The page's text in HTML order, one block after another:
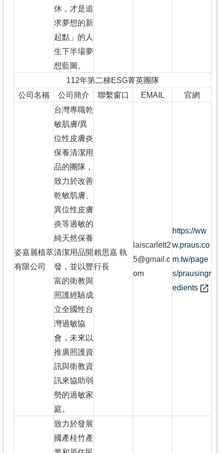
休，才是追
求夢想的新
起點」的人
生下半場夢
想藍圖。
112年第二梯ESG菁英團隊
公司名稱
公司簡介 聯繫窗口 EMAIL 官網
姿嘉麗植萃
有限公司
台灣專職乾
敏肌膚/異
位性皮膚炎
保養清潔用
品的團隊，
致力於改善
乾敏肌膚、
異位性皮膚
炎等過敏的
純天然保養
清潔用品開
發，並以豐
富的衛教與
照護經驗成
立全國性台
灣過敏協
會，未來以
推廣照護資
訊與衛教資
訊來協助弱
勢的過敏家
庭。
賴思嘉 執
行長
laiscarlett2
5@gmail.c
om
https://ww
w.praus.co
m.tw/page
s/prausingr
edients
致力於發展
國產桂竹產